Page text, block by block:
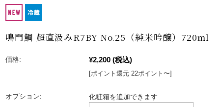
鳴門鯛 超直汲みR7BY No.25（純米吟醸）720ml
価格: ¥2,200 (税込)
[ポイント還元 22ポイント〜]
オプション: 化粧箱を追加できます